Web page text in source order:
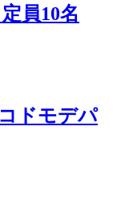
員10名
ドモデパ